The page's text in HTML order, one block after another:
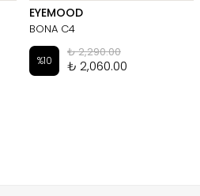
EYEMOOD
BONA C4
%10
₺ 2,290.00
₺ 2,060.00